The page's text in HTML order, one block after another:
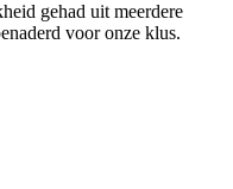
gehad uit meerdere
voor onze klus.